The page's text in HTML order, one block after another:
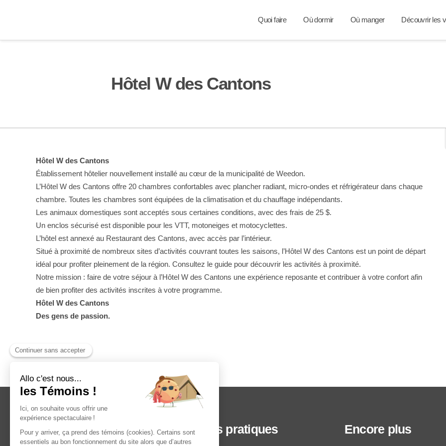
Quoi faire Où dormir Où manger Découvrir les
Hôtel W des Cantons
Hôtel W des Cantons
Établissement hôtelier nouvellement installé au cœur de la municipalité de Weedon.
L’Hôtel W des Cantons offre 20 chambres confortables avec plancher radiant, micro-ondes et réfrigérateur dans chaque
chambre. Toutes les chambres sont équipées de la climatisation et du chauffage indépendants.
Les animaux domestiques sont acceptés sous certaines conditions, avec des frais de 25 $.
Un enclos sécurisé est disponible pour les VTT, motoneiges et motocyclettes.
L’hôtel est annexé au Restaurant des Cantons, avec accès par l’intérieur.
Situé à proximité de nombreux sites d’activités couvrant toutes les saisons, l’Hôtel W des Cantons est un point de départ
idéal pour profiter pleinement de la région. Consultez le guide pour découvrir les activités à proximité.
Notre mission : faire de votre séjour à l’Hôtel W des Cantons une expérience reposante et contribuer à votre confort afin
de bien profiter des activités inscrites à votre programme.
Hôtel W des Cantons
Des gens de passion.
Contact Infos pratiques Encore plus